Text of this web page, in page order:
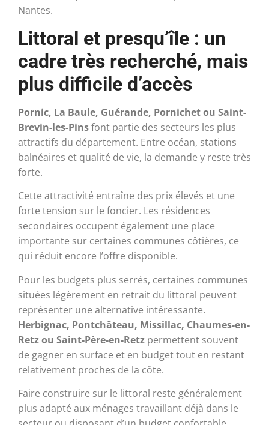
Nantes.
Littoral et presqu’île : un
cadre très recherché, mais
plus difficile d’accès
Pornic, La Baule, Guérande, Pornichet ou Saint-
Brevin-les-Pinsfont partie des secteurs les plus
attractifs du département. Entre océan, stations
balnéaires et qualité de vie, la demande y reste très
forte.
Cette attractivité entraîne des prix élevés et une
forte tension sur le foncier. Les résidences
secondaires occupent également une place
importante sur certaines communes côtières, ce
qui réduit encore l’offre disponible.
Pour les budgets plus serrés, certaines communes
situées légèrement en retrait du littoral peuvent
représenter une alternative intéressante.
Herbignac, Pontchâteau, Missillac, Chaumes-en-
Retz ou Saint-Père-en-Retz permettent souvent
de gagner en surface et en budget tout en restant
relativement proches de la côte.
Faire construire sur le littoral reste généralement
plus adapté aux ménages travaillant déjà dans le